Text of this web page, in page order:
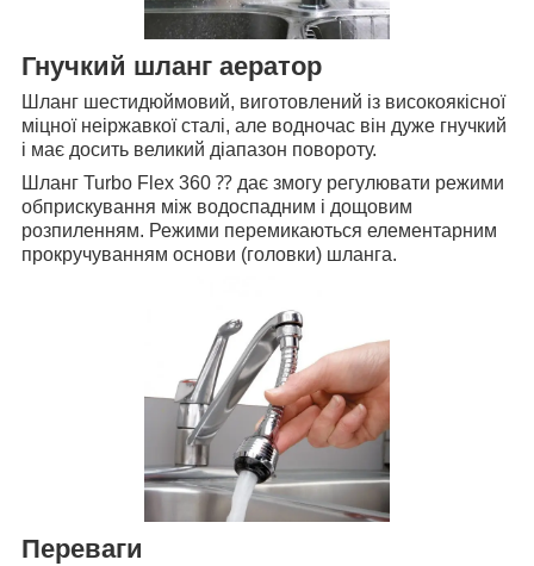
Гнучкий шланг аератор
Шланг шестидюймовий, виготовлений із високоякісної
міцної неіржавкої сталі, але водночас він дуже гнучкий
і має досить великий діапазон повороту.
Шланг Turbo Flex 360 ⁇ дає змогу регулювати режими
обприскування між водоспадним і дощовим
розпиленням. Режими перемикаються елементарним
прокручуванням основи (головки) шланга.
Переваги